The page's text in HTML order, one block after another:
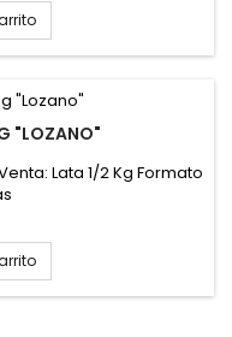
"LOZANO"
Lata 1/2 Kg Formato